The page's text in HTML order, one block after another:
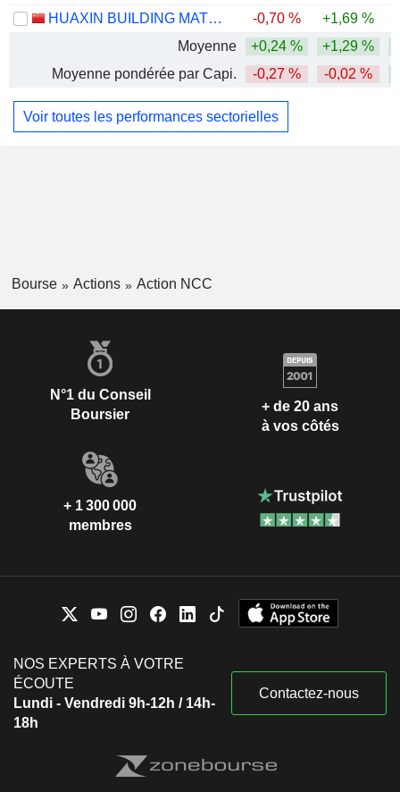
HUAXIN BUILDING MATERIALS GROUP CO., LTD.
-0,70 % +1,69 %
Moyenne
+0,24 % +1,29 %
Moyenne pondérée par Capi.
-0,27 % -0,02 %
Voir toutes les performances sectorielles
Bourse Actions Action NCC
N°1 du Conseil
Boursier
+ de 20 ans
à vos côtés
+ 1 300 000
membres
NOS EXPERTS À VOTRE
ÉCOUTE
Lundi - Vendredi 9h-12h / 14h-
18h
Contactez-nous